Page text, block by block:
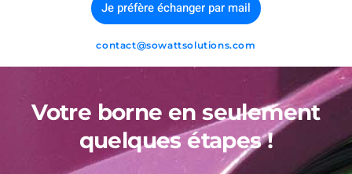
Je préfère échanger par mail
contact@sowattsolutions.com
Votre borne en seulement
quelques étapes !